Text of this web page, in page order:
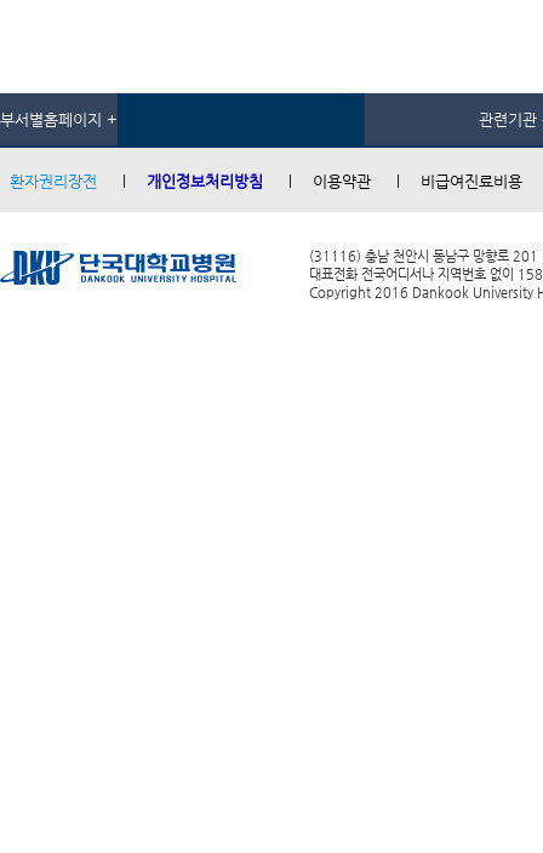
부서별홈페이지 + 관련기관
환자권리장전 개인정보처리방침 이용약관 비급여진료비용
(31116) 충남 천안시 동남구 망향로 201
대표전화 전국어디서나 지역번호 없이
Copyright 2016 Dankook University